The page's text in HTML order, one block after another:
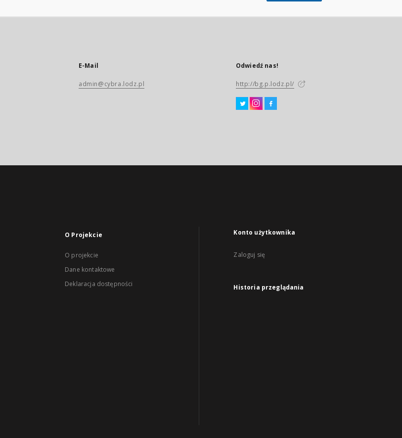
E-Mail
admin@cybra.lodz.pl
Odwiedź nas!
http://bg.p.lodz.pl/
O Projekcie
O projekcie
Dane kontaktowe
Deklaracja dostępności
Konto użytkownika
Zaloguj się
Historia przeglądania